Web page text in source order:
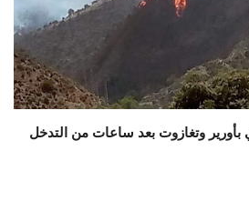
وتغازوت بعد ساعات من التدخل